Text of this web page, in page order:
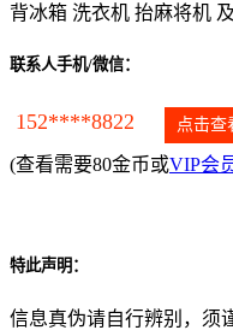
背冰箱 洗衣机 抬麻将机
联系人手机/微信：
152****8822 点击查
(查看需要80金币或VIP会
特此声明：
信息真伪请自行辨别，须